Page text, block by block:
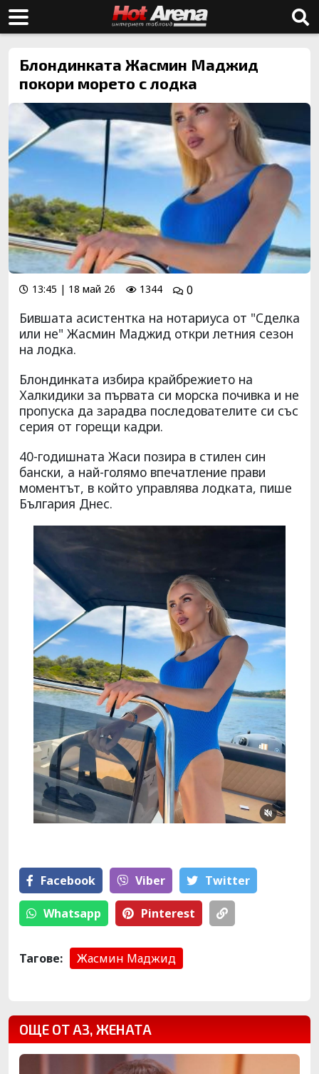
Блондинката Жасмин Маджид
покори морето с лодка
13:45 | 18 май 26 1344 0
Бившата асистентка на нотариуса от "Сделка
или не" Жасмин Маджид откри летния сезон
на лодка.
Блондинката избира крайбрежието на
Халкидики за първата си морска почивка и не
пропуска да зарадва последователите си със
серия от горещи кадри.
40-годишната Жаси позира в стилен син
бански, а най-голямо впечатление прави
моментът, в който управлява лодката, пише
България Днес.
Facebook Viber Тwitter
Whatsapp Pinterest
Тагове: Жасмин Маджид
ОЩЕ ОТ АЗ, ЖЕНАТА